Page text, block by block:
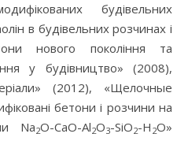
будівельних
в будівельних розчинах і
нового покоління та
у будівництво» (2008),
(2012), «Щелочные
бетони і розчини на
Na2O-CaO-Al2O3-SiO2-H 2O»